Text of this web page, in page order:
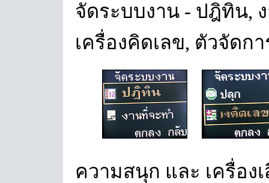
จัดระบบงาน - ปฎิทิน,
เครื่องคิดเลข, ตัวจัดกา
ความสนุก และ เครื่อง